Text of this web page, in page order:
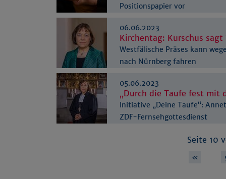
Positionspapier vor
06.06.2023
Kirchentag: Kurschus sagt
Westfälische Präses kann
nach Nürnberg fahren
05.06.2023
„Durch die Taufe fest mit
Initiative „Deine Taufe“:
ZDF-Fernsehgottesdienst
Seite 10
«